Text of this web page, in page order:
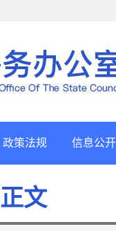
政策法规 信息公开
正文